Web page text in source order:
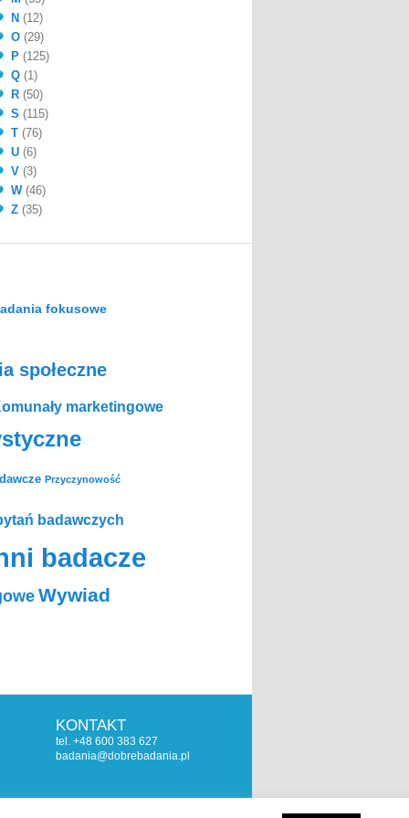
N (12)
O (29)
P (125)
Q (1)
R (50)
S (115)
T (76)
U (6)
V (3)
W(46)
Z (35)
fokusowe
społeczne
marketingowe
Przyczynowość
badawczych
badacze
Wywiad
KONTAKT
tel. +48 600 383 627
badania@dobrebadania.pl